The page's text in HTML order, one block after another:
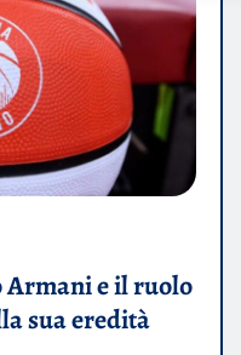
e il ruolo
sua eredità